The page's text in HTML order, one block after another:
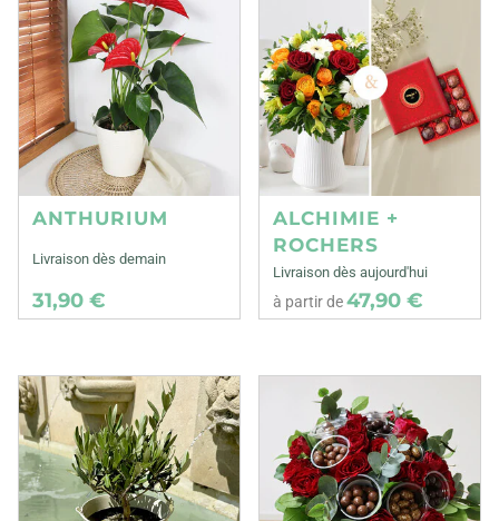
ANTHURIUM
Livraison dès demain
31,90 €
ALCHIMIE +
ROCHERS
Livraison dès aujourd'hui
à partir de47,90 €